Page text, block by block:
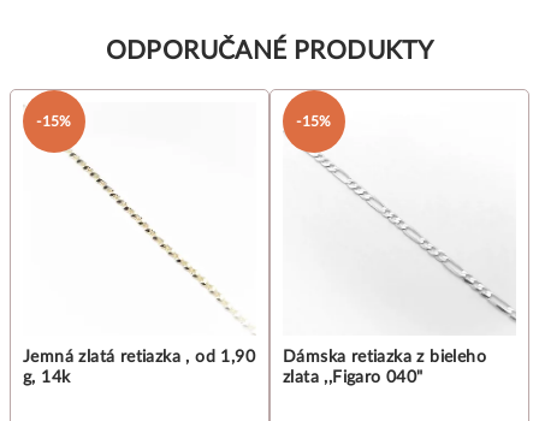
ODPORUČANÉ PRODUKTY
-15%
Jemná zlatá retiazka , od 1,90
g, 14k
-15%
Dámska retiazka z bieleho
zlata ,,Figaro 040"